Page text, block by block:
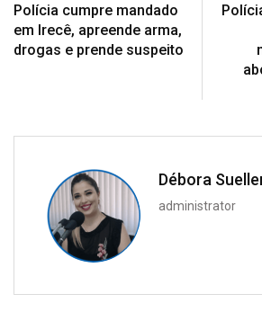
Polícia cumpre mandado
em Irecê, apreende arma,
drogas e prende suspeito
Débora
administrator